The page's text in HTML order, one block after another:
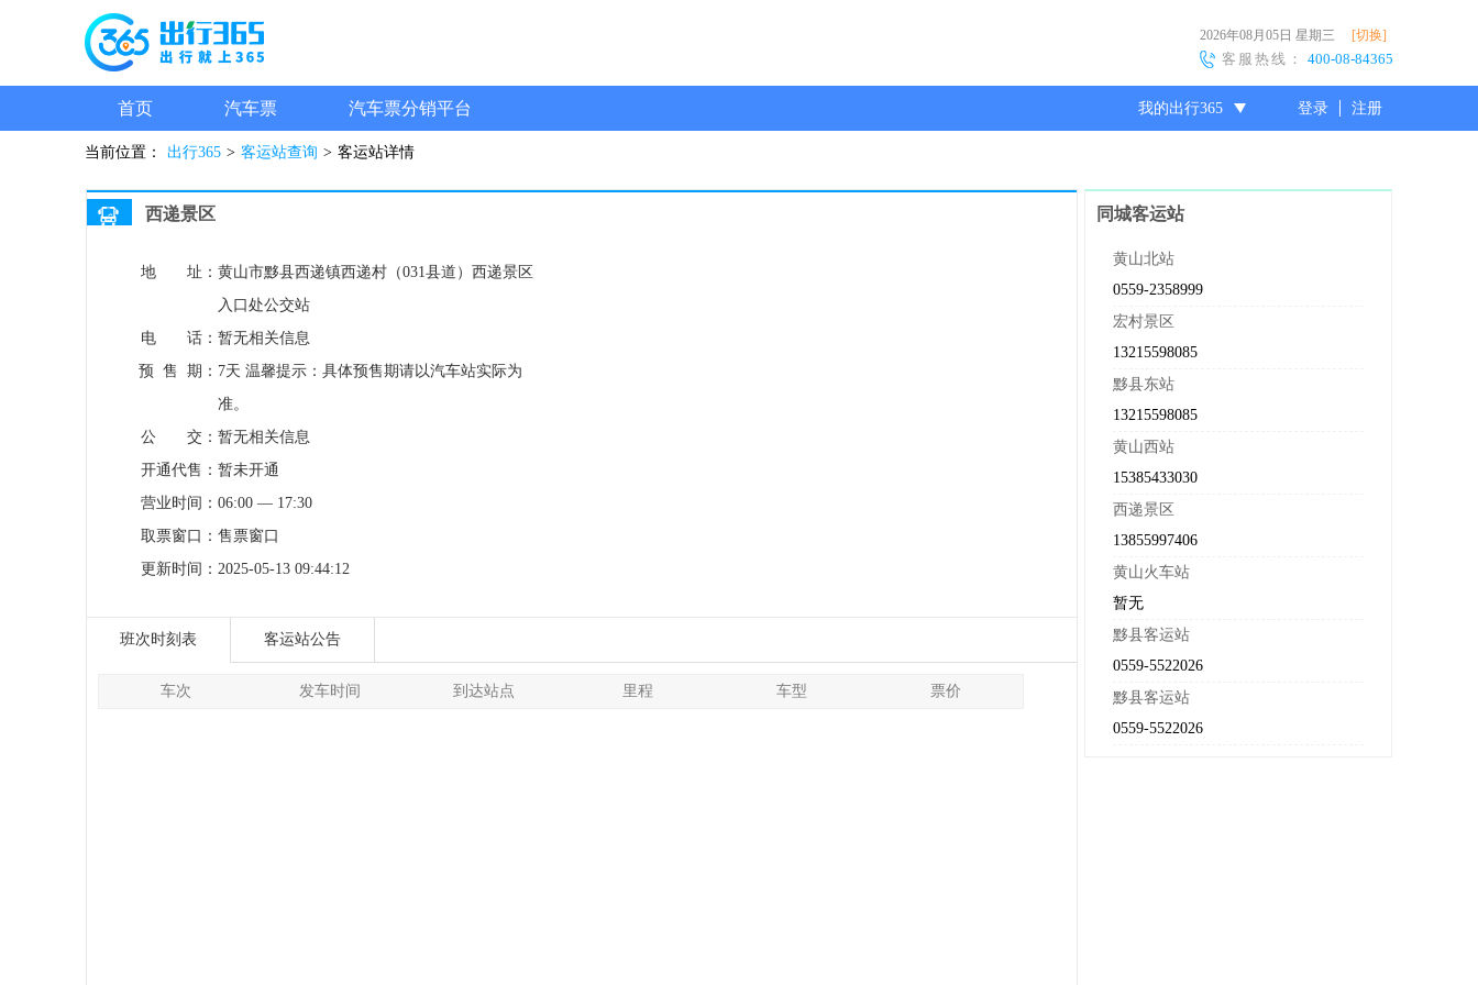
2026年08月05日 星期三 [切换]
客服热线： 400-08-84365
首页 汽车票 汽车票分销平台 我的出行365 登录 注册
当前位置： 出行365 > 客运站查询 > 客运站详情
西递景区
地 址： 黄山市黟县西递镇西递村（031县道）西递景区
入口处公交站
电 话： 暂无相关信息
预 售 期： 7天 温馨提示：具体预售期请以汽车站实际为
准。
公 交： 暂无相关信息
开通代售： 暂未开通
营业时间： 06:00 — 17:30
取票窗口： 售票窗口
更新时间： 2025-05-13 09:44:12
班次时刻表 客运站公告
车次 发车时间 到达站点 里程 车型 票价
同城客运站
黄山北站
0559-2358999
宏村景区
13215598085
黟县东站
13215598085
黄山西站
15385433030
西递景区
13855997406
黄山火车站
暂无
黟县客运站
0559-5522026
黟县客运站
0559-5522026